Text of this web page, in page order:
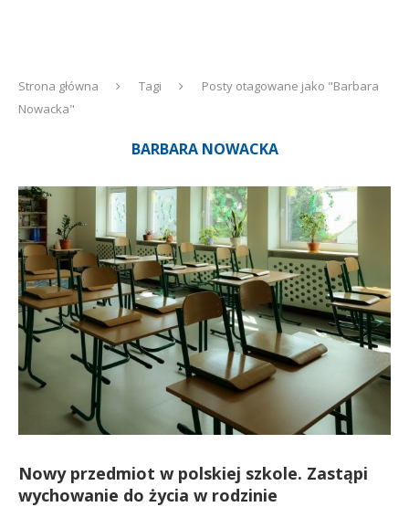
Strona główna Tagi
Posty otagowane jako "Barbara
Nowacka"
BARBARA NOWACKA
Nowy przedmiot w polskiej szkole. Zastąpi
wychowanie do życia w rodzinie